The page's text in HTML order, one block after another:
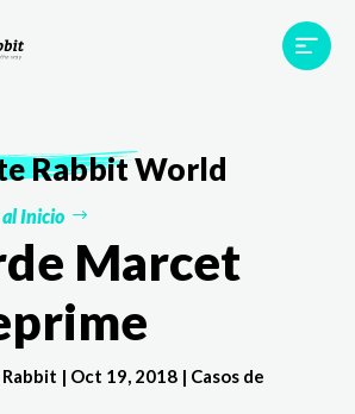
Proyectos
Testimonios
TWR World
RabbitWorld
Inicio
Marcet
| Oct 19, 2018| Casos de